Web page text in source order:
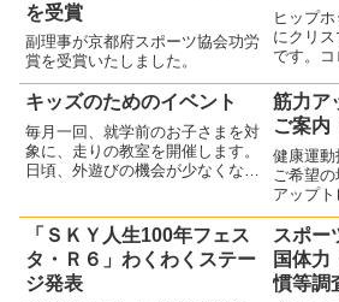
を受賞
副理事が京都府スポーツ協会功労
賞を受賞いたしました。
ヒップ
にクリ
です。
と親睦会
きる楽
キッズのためのイベント
毎月一回、就学前のお子さまを対
象に、走りの教室を開催します。
日頃、外遊びの機会が少なくなっ
り方」の勉強会につなげていく講
習会です。親子でぜひご参加くだ
さい。お問い合わせはこちらま
で...
筋力ア
ご案内
健康運動
ご希望
アップト
します。
「ＳＫＹ人生100年フェス
タ・Ｒ６」わくわくステー
ジ発表
スポー
国体力
慣等調